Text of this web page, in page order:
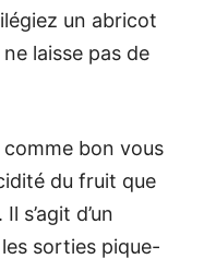
un abricot
laisse pas de
bon vous
du fruit que
s’agit d’un
sorties pique-